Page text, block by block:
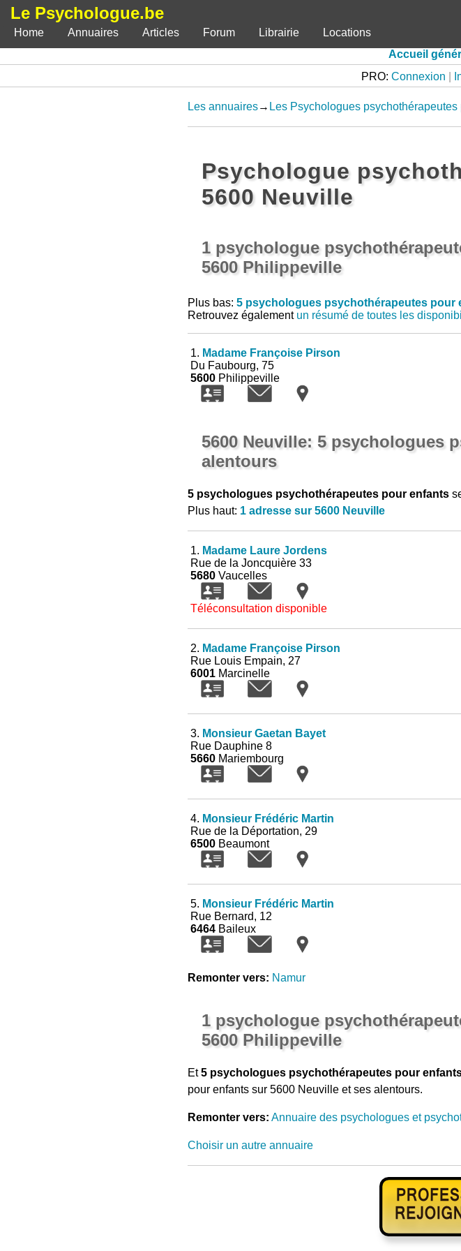
Le Psychologue.be
Home
Annuaires Articles Forum Librairie
Locations
Accueil
PRO: Connexion
Les annuaires→ Les Psychologues psychothérapeutes
Psychologue
5600 Neuville
1 psychologue
5600 Philippeville
Plus bas: 5 psychologues psychothérapeutes pour
Retrouvez également un résumé de toutes les
1. Madame Françoise Pirson
Du Faubourg, 75
5600Philippeville
5600 Neuville: 5 psychologues
alentours
5 psychologues psychothérapeutes pour enfants
Plus haut: 1 adresse sur 5600 Neuville
1. Madame Laure Jordens
Rue de la Joncquière 33
5680Vaucelles
Téléconsultation disponible
2. Madame Françoise Pirson
Rue Louis Empain, 27
6001Marcinelle
3. Monsieur Gaetan Bayet
Rue Dauphine 8
5660Mariembourg
4. Monsieur Frédéric Martin
Rue de la Déportation, 29
6500Beaumont
5. Monsieur Frédéric Martin
Rue Bernard, 12
6464Baileux
Remonter vers: Namur
1 psychologue
5600 Philippeville
Et5 psychologues psychothérapeutes pour
pour enfants sur 5600 Neuville et ses alentours.
Remonter vers: Annuaire des psychologues et
Choisir un autre annuaire